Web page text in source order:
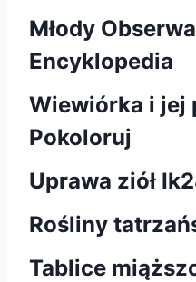
Młody
Encyklopedia
Wiewiórka i jej
Pokoloruj
Uprawa ziół
Rośliny
Tablice